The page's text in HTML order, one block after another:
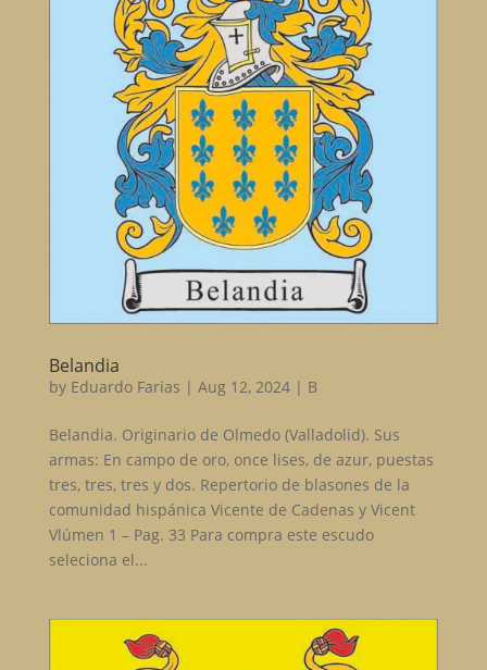
Belandia
by Eduardo Farias | Aug 12, 2024| B
Belandia. Originario de Olmedo (Valladolid). Sus
armas: En campo de oro, once lises, de azur, puestas
tres, tres, tres y dos. Repertorio de blasones de la
comunidad hispánica Vicente de Cadenas y Vicent
Vlúmen 1 – Pag. 33 Para compra este escudo
seleciona el...